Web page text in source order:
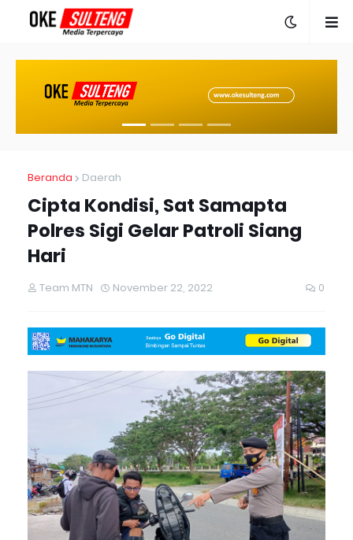
Beranda Daerah
Cipta Kondisi, Sat Samapta
Polres Sigi Gelar Patroli Siang
Hari
Team MTN November 22, 2022 0